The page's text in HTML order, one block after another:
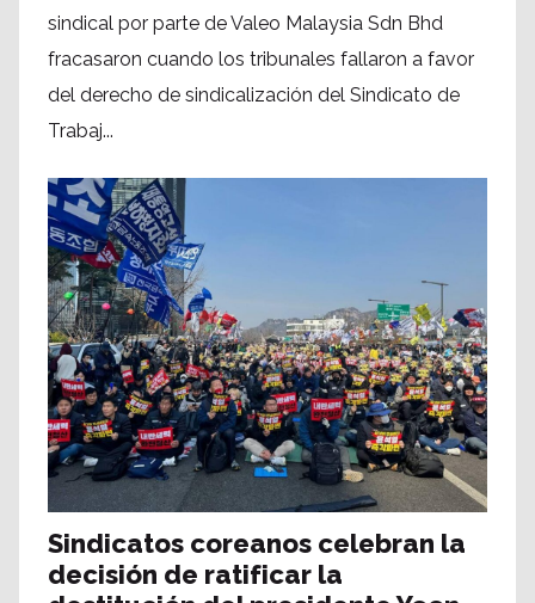
sindical por parte de Valeo Malaysia Sdn Bhd
fracasaron cuando los tribunales fallaron a favor
del derecho de sindicalización del Sindicato de
Trabaj...
Sindicatos coreanos celebran la
decisión de ratificar la